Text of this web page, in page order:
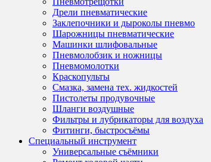
Дрели пневматические
Заклепочники и дыроколы пневмо
Шарожницы пневматические
Машинки шлифовальные
Пневмолобзик и ножницы
Пневмомолотки
Краскопульты
Смазка, замена тех. жидкостей
Пистолеты продувочные
Шланги воздушные
Фильтры и лубрикаторы для воздуха
Фитинги, быстросъёмы
Специальный инструмент
Универсальные съёмники